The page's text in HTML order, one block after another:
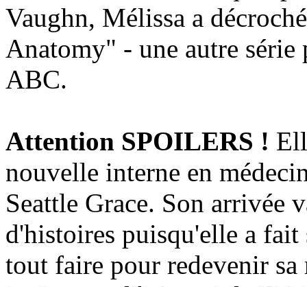
Vaughn, Mélissa a
Anatomy" - une autre série
ABC.
Attention SPOILERS !
nouvelle interne en
Seattle Grace. Son arrivée
d'histoires puisqu'elle a fait
tout faire pour redevenir